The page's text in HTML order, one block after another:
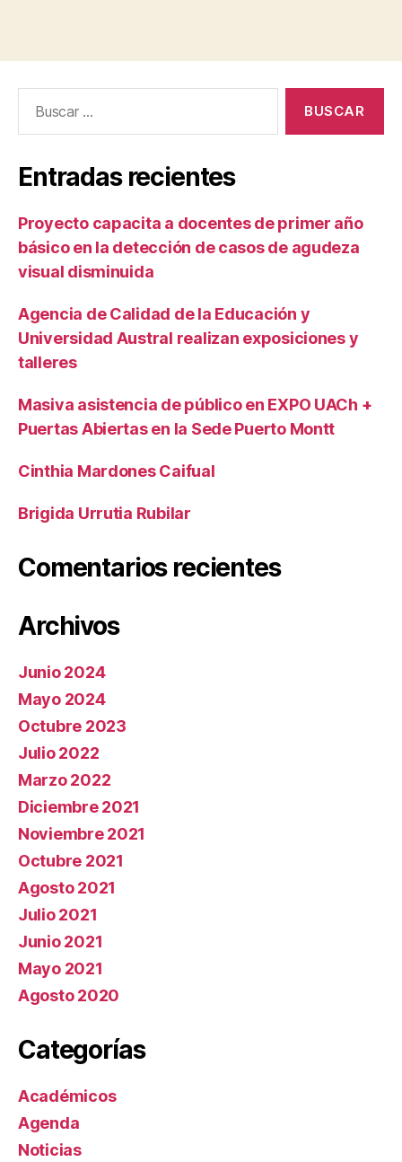
por:
Entradas recientes
Proyecto capacita a docentes de primer año
básico en la detección de casos de agudeza
visual disminuida
Agencia de Calidad de la Educación y
Universidad Austral realizan exposiciones y
talleres
Masiva asistencia de público en EXPO UACh +
Puertas Abiertas en la Sede Puerto Montt
Cinthia Mardones Caifual
Brigida Urrutia Rubilar
Comentarios recientes
Archivos
Junio 2024
Mayo 2024
Octubre 2023
Julio 2022
Marzo 2022
Diciembre 2021
Noviembre 2021
Octubre 2021
Agosto 2021
Julio 2021
Junio 2021
Mayo 2021
Agosto 2020
Categorías
Académicos
Agenda
Noticias